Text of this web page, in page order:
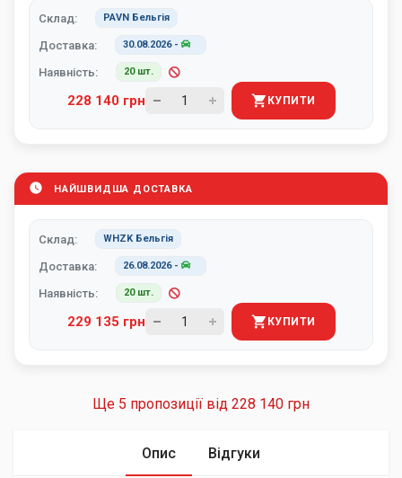
Склад: PAVN Бельгія
Доставка: 30.08.2026-
Наявність: 20 шт.
228 140 грн КУПИТИ
НАЙШВИДША ДОСТАВКА
Склад: WHZK Бельгія
Доставка: 26.08.2026-
Наявність: 20 шт.
229 135 грн КУПИТИ
Ще 5 пропозиції від 228 140 грн
Опис Відгуки